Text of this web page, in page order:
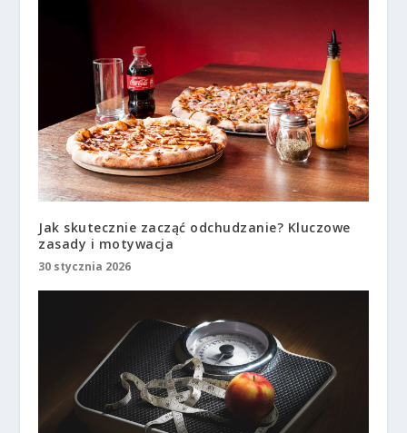
Jak skutecznie zacząć odchudzanie? Kluczowe
zasady i motywacja
30 stycznia 2026